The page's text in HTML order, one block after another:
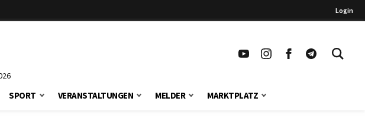
Login
SPORT VERANSTALTUNGEN MELDER MARKTPLATZ